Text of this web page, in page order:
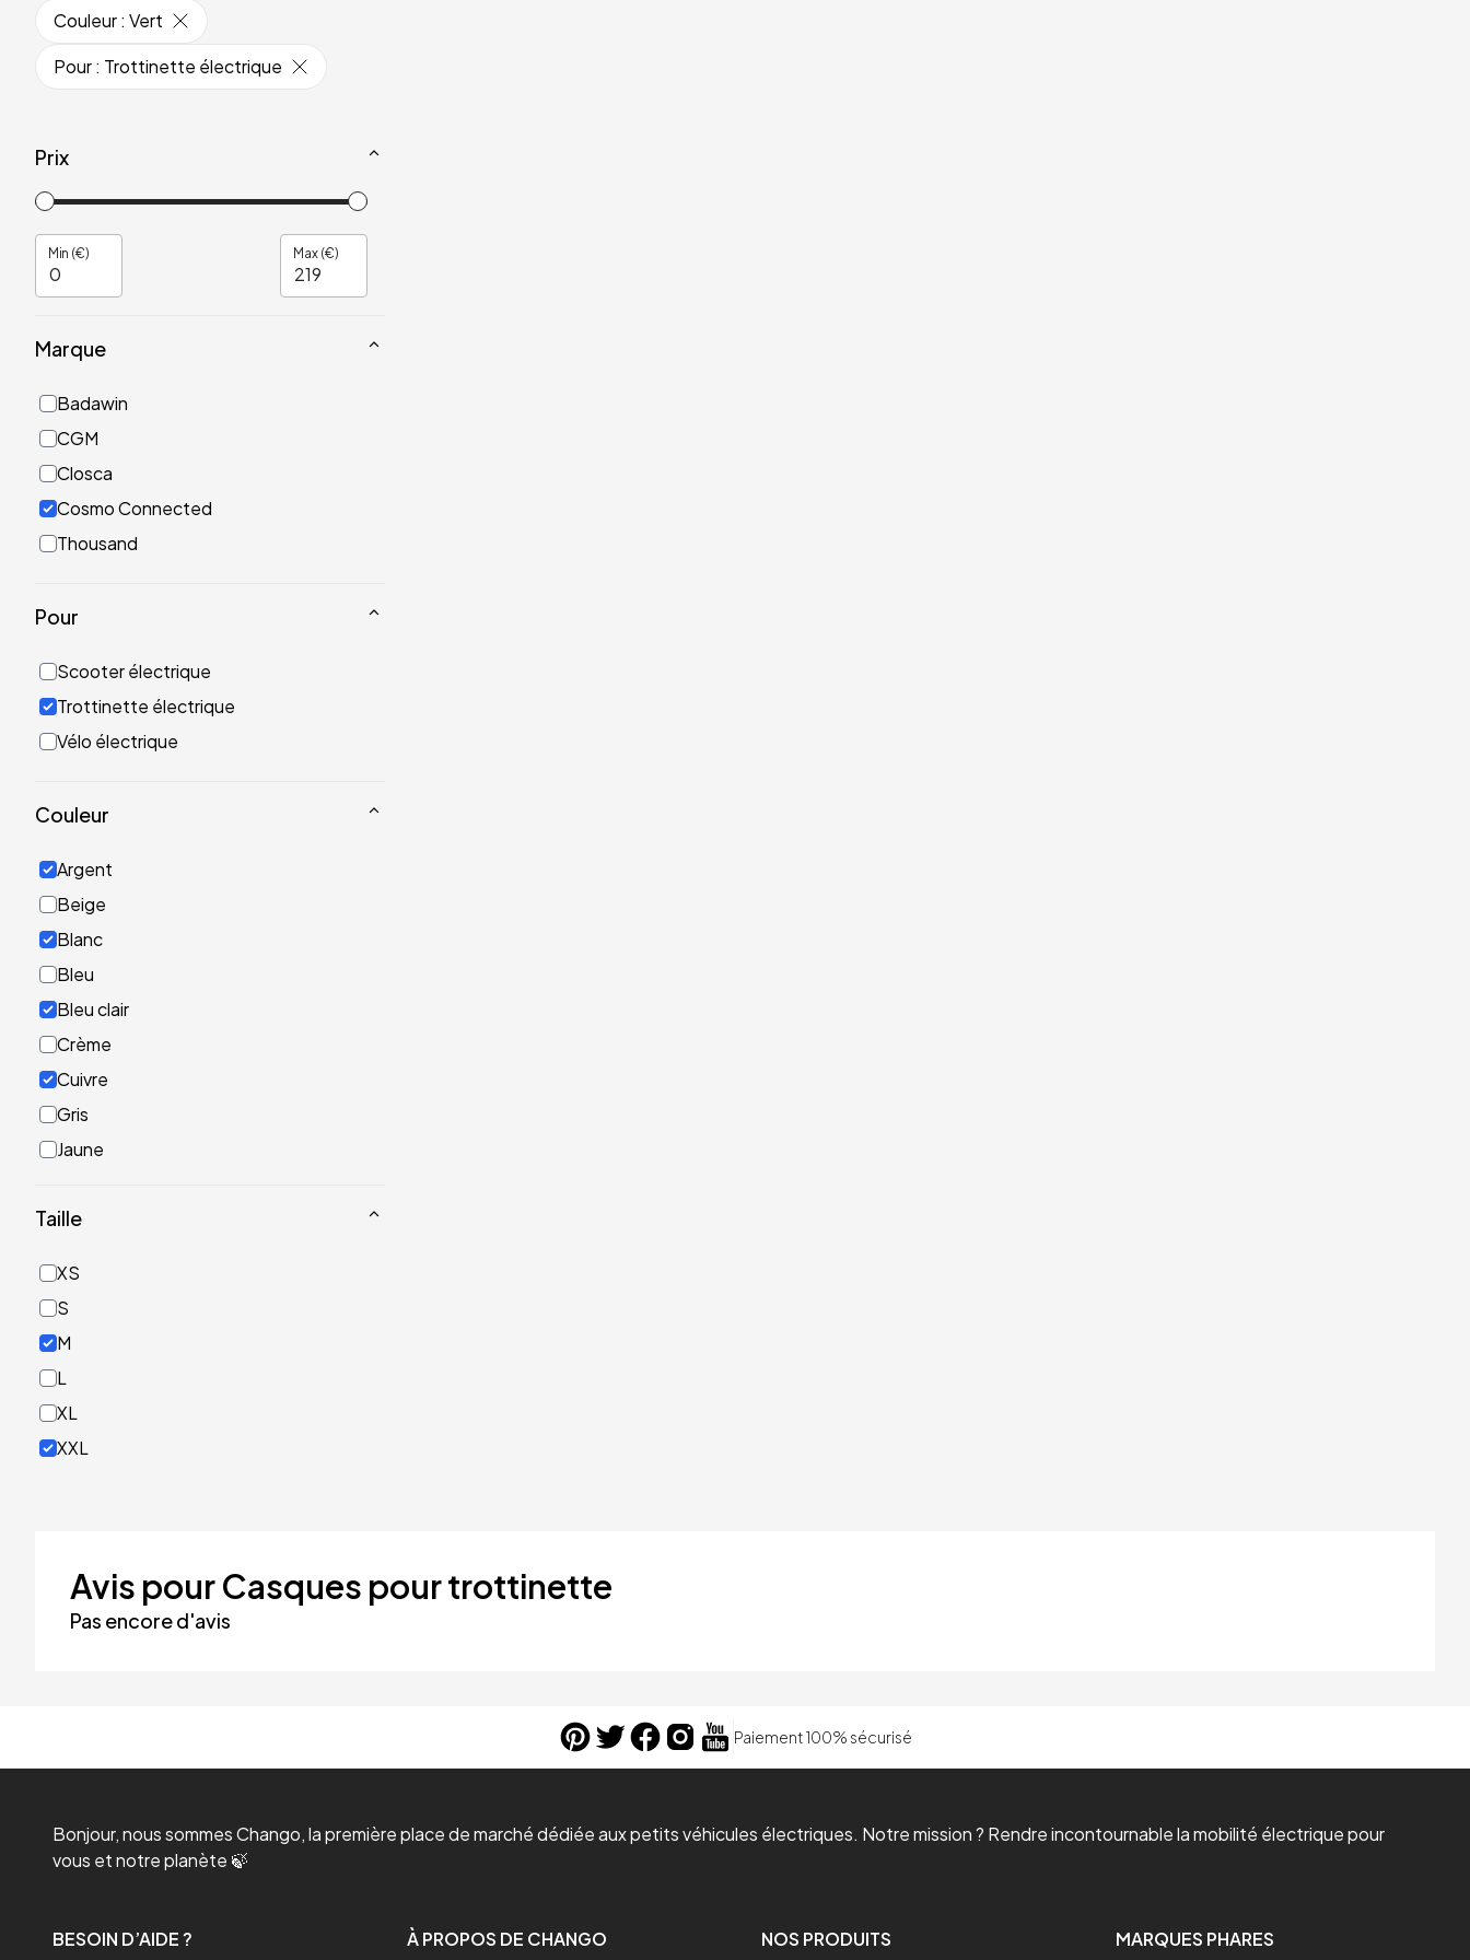
Couleur: Vert
Pour: Trottinette électrique
Prix
Min (€) Max (€)
Marque
Badawin
CGM
Closca
Cosmo Connected
Thousand
Pour
Scooter électrique
Trottinette électrique
Vélo électrique
Couleur
Argent
Beige
Blanc
Bleu
Bleu clair
Crème
Cuivre
Gris
Jaune
Or
Taille
XS
S
M
L
XL
XXL
Avis pour Casques pour trottinette
Pas encore d'avis
Paiement 100% sécurisé
Bonjour, nous sommes Chango, la première place de marché dédiée aux petits véhicules électriques. Notre mission ? Rendre incontournable la mobilité électrique pour
vous et notre planète 🍃
BESOIN D’AIDE ? À PROPOS DE CHANGO NOS PRODUITS MARQUES PHARES